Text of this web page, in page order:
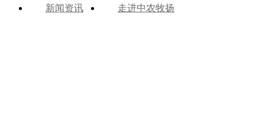
新闻资讯 走进中农牧扬